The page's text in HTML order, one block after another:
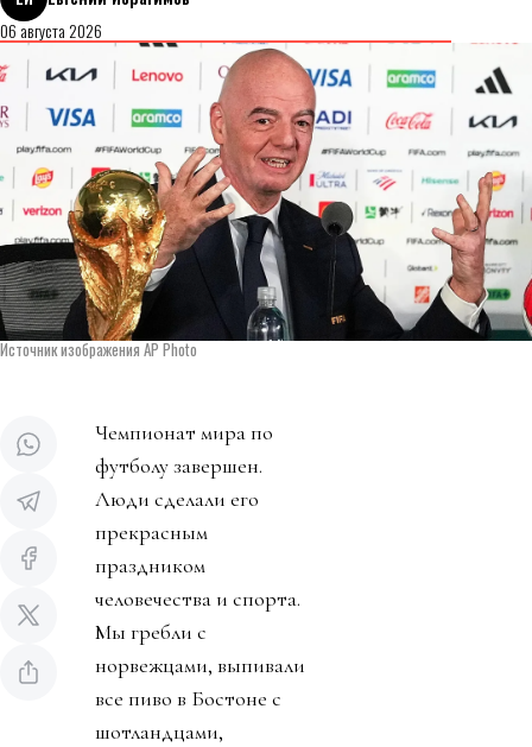
06 августа 2026
Источник изображения AP Photo
Чемпионат мира по
футболу завершен.
Люди сделали его
прекрасным
праздником
человечества и спорта.
Мы гребли с
норвежцами, выпивали
все пиво в Бостоне с
шотландцами,